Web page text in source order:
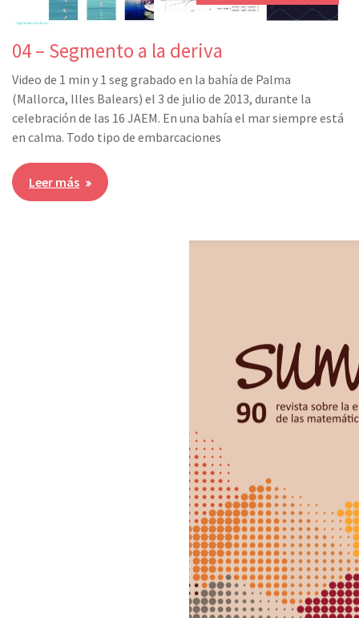
04 – Segmento a la deriva
Video de 1 min y 1 seg grabado en la bahía de Palma
(Mallorca, Illes Balears) el 3 de julio de 2013, durante la
celebración de las 16 JAEM. En una bahía el mar siempre está
en calma. Todo tipo de embarcaciones
Leer más